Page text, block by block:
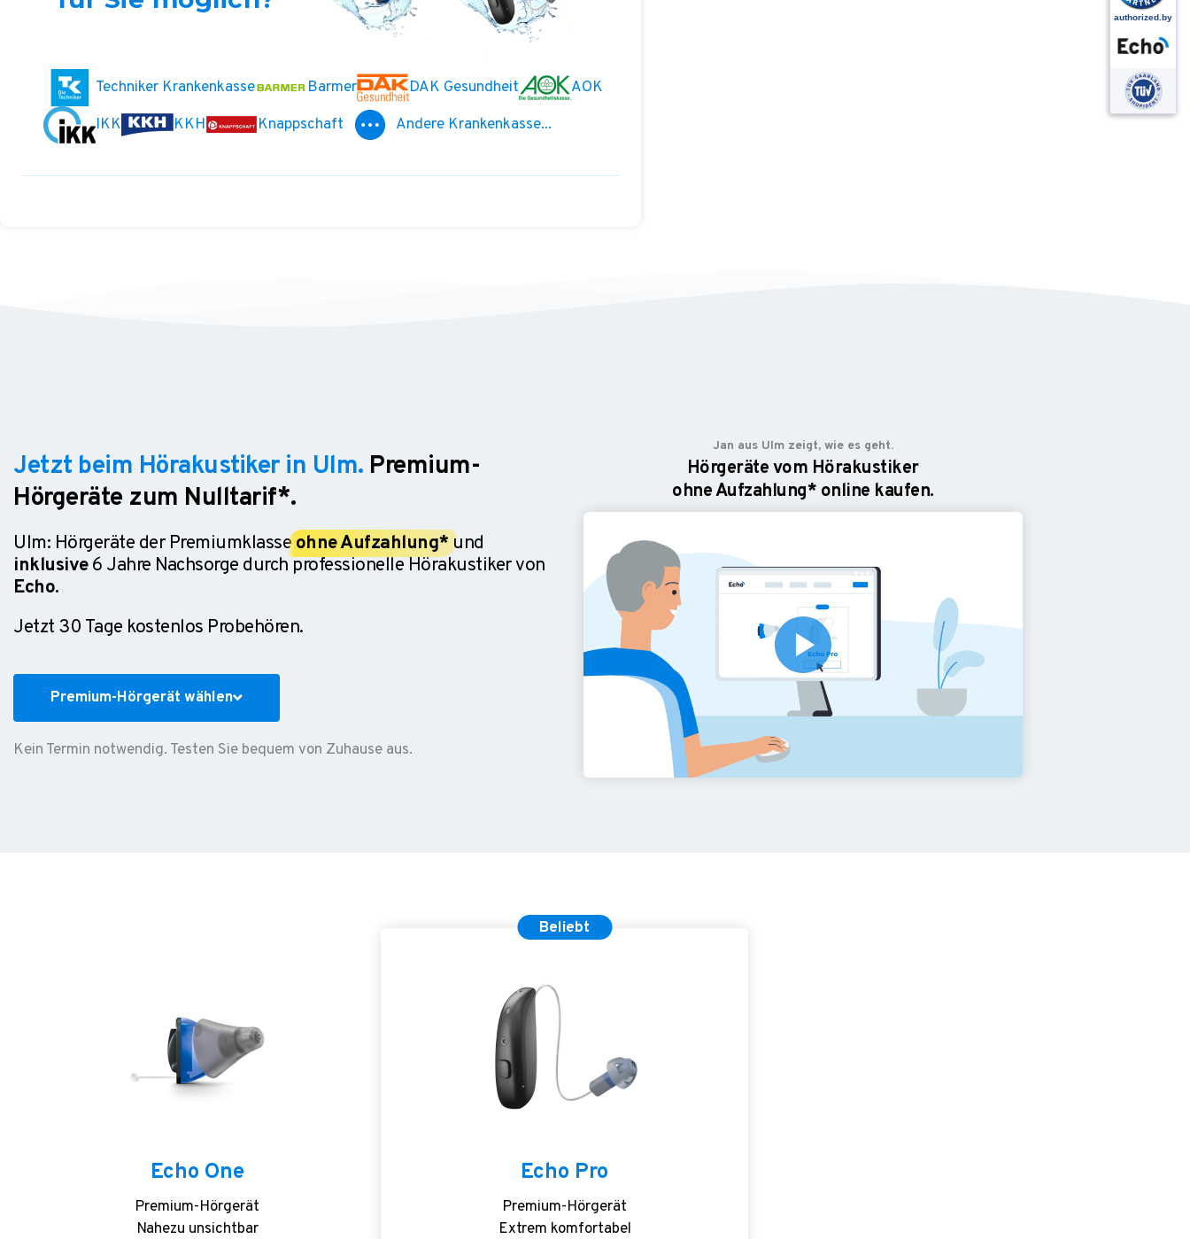
Techniker Krankenkasse Barmer DAK Gesundheit
AOK
IKK
KKH Knappschaft Andere Krankenkasse...
Jetzt beim Hörakustiker in Ulm. Premium-
Hörgeräte zum Nulltarif*.
Ulm: Hörgeräte der Premiumklasseohne Aufzahlung* und
inklusive6 Jahre Nachsorge durch professionelle Hörakustiker von
Echo.
Jetzt 30 Tage kostenlos Probehören.
Premium-Hörgerät wählen
Kein Termin notwendig. Testen Sie bequem von Zuhause aus.
Jan aus Ulm zeigt, wie es geht.
Hörgeräte vom Hörakustiker
ohne Aufzahlung* online kaufen.
Echo One
Premium-Hörgerät
Nahezu unsichtbar
Beliebt
Echo Pro
Premium-Hörgerät
Extrem komfortabel